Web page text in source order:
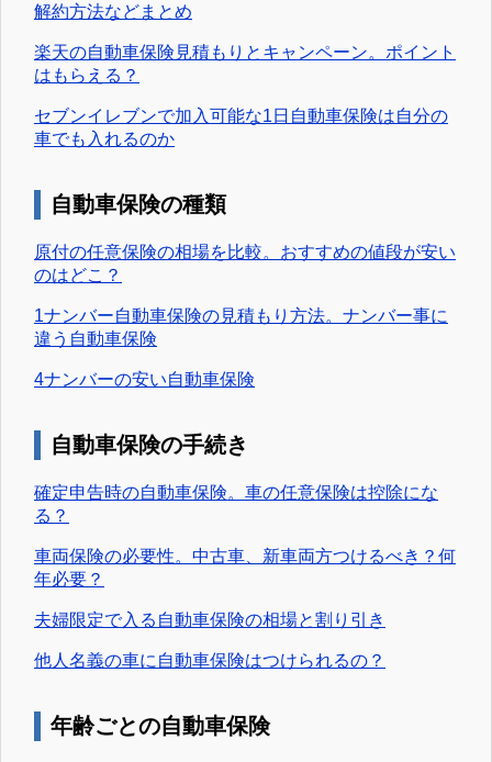
解約方法などまとめ
楽天の自動車保険見積もりとキャンペーン。ポイント
はもらえる？
セブンイレブンで加入可能な1日自動車保険は自分の
車でも入れるのか
自動車保険の種類
原付の任意保険の相場を比較。おすすめの値段が安い
のはどこ？
1ナンバー自動車保険の見積もり方法。ナンバー事に
違う自動車保険
4ナンバーの安い自動車保険
自動車保険の手続き
確定申告時の自動車保険。車の任意保険は控除にな
る？
車両保険の必要性。中古車、新車両方つけるべき？何
年必要？
夫婦限定で入る自動車保険の相場と割り引き
他人名義の車に自動車保険はつけられるの？
年齢ごとの自動車保険